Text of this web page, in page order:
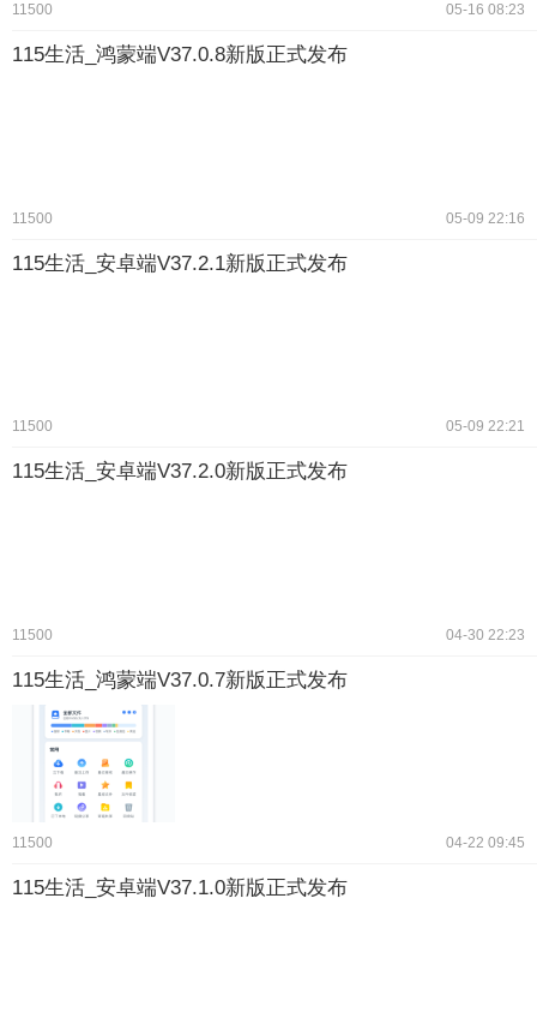
11500 05-16 08:23
115生活_鸿蒙端V37.0.8新版正式发布
11500 05-09 22:16
115生活_安卓端V37.2.1新版正式发布
11500 05-09 22:21
115生活_安卓端V37.2.0新版正式发布
11500 04-30 22:23
115生活_鸿蒙端V37.0.7新版正式发布
11500 04-22 09:45
115生活_安卓端V37.1.0新版正式发布